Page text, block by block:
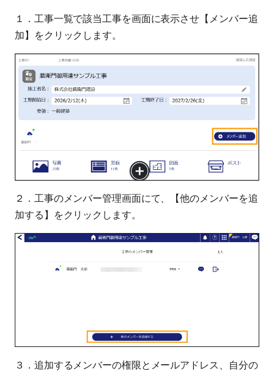
１．工事一覧で該当工事を画面に表示させ【メンバー追
加】をクリックします。
２．工事のメンバー管理画面にて、【他のメンバーを追
加する】をクリックします。
３．追加するメンバーの権限とメールアドレス、自分の